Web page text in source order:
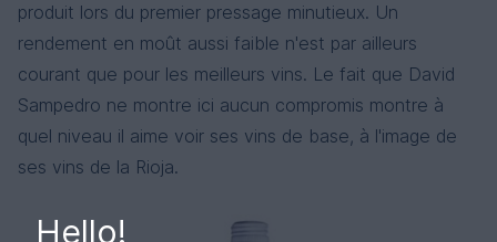
produit lors du premier pressage minutieux. Un
rendement en moût aussi faible n'est par ailleurs
courant que pour les meilleurs vins. Le fait que David
Sampedro ne montre ici aucun compromis montre à
quel niveau il aime voir ses vins de base, à l'image de
ses vins de la Rioja.
Hello!